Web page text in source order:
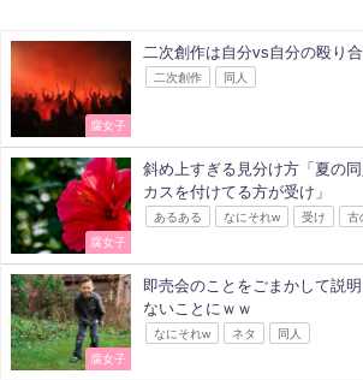
腐女子
二次創作は自分vs自分の殴り
二次創作 同人
腐女子
斜め上すぎる見分け方「夏の
カスを付けてる方が受け」
あるある なにそれw 受け 古
腐女子
即売会のことをごまかして説
ないことにｗｗ
なにそれw ネタ 同人